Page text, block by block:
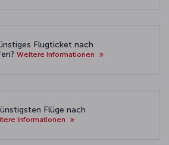
Flugticket nach
Weitere Informationen
Flüge nach
Informationen